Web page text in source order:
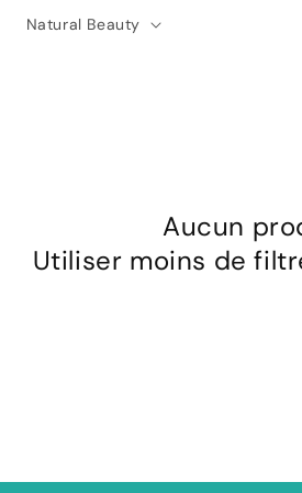
Natural Beauty
Aucun
Utiliser moins de